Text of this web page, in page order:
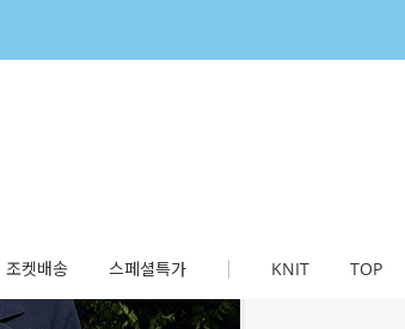
조켓배송 스페셜특가 KNIT TOP